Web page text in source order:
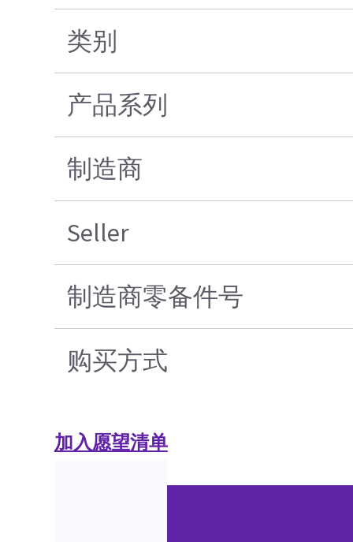
类别
产品系列
制造商
Seller
制造商零备件号
购买方式
加入愿望清单